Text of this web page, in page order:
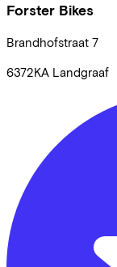
Forster Bikes
Brandhofstraat 7
6372KA Landgraaf